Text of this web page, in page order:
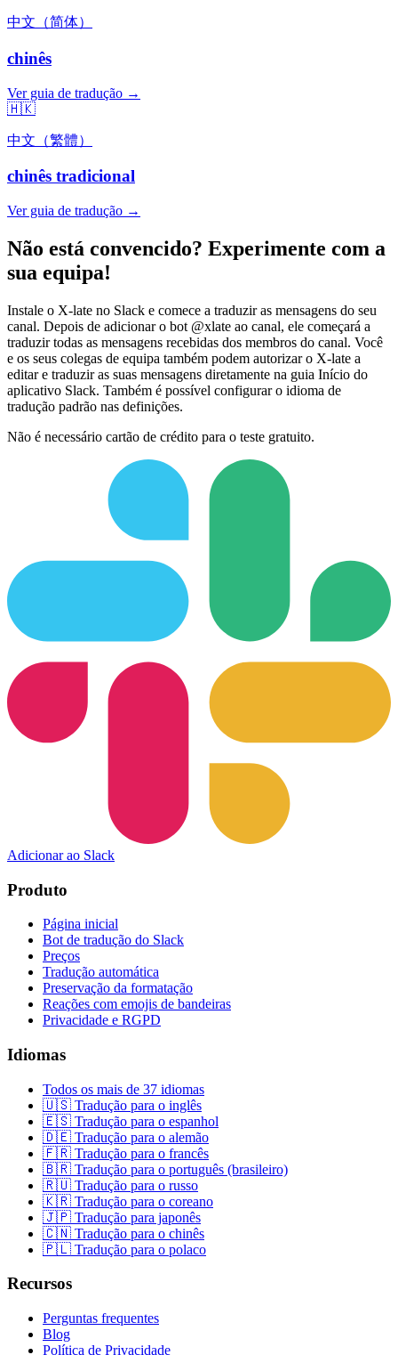
中文（简体）
chinês
Ver guia de tradução →
🇭🇰
中文（繁體）
chinês tradicional
Ver guia de tradução →
Não está convencido? Experimente com a
sua equipa!
Instale o X-late no Slack e comece a traduzir as mensagens do seu
canal. Depois de adicionar o bot @xlate ao canal, ele começará a
traduzir todas as mensagens recebidas dos membros do canal. Você
e os seus colegas de equipa também podem autorizar o X-late a
editar e traduzir as suas mensagens diretamente na guia Início do
aplicativo Slack. Também é possível configurar o idioma de
tradução padrão nas definições.
Não é necessário cartão de crédito para o teste gratuito.
Adicionar ao Slack
Produto
Página inicial
Bot de tradução do Slack
Preços
Tradução automática
Preservação da formatação
Reações com emojis de bandeiras
Privacidade e RGPD
Idiomas
Todos os mais de 37 idiomas
🇺🇸 Tradução para o inglês
🇪🇸 Tradução para o espanhol
🇩🇪 Tradução para o alemão
🇫🇷 Tradução para o francês
🇧🇷 Tradução para o português (brasileiro)
🇷🇺 Tradução para o russo
🇰🇷 Tradução para o coreano
🇯🇵 Tradução para japonês
🇨🇳 Tradução para o chinês
🇵🇱 Tradução para o polaco
Recursos
Perguntas frequentes
Blog
Política de Privacidade